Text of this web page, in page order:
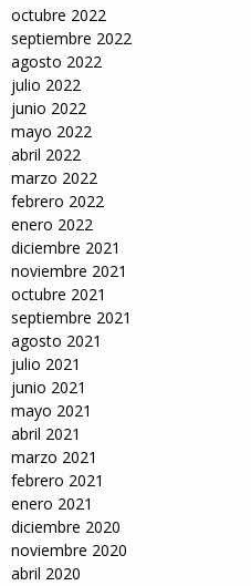
octubre 2022
septiembre 2022
agosto 2022
julio 2022
junio 2022
mayo 2022
abril 2022
marzo 2022
febrero 2022
enero 2022
diciembre 2021
noviembre 2021
octubre 2021
septiembre 2021
agosto 2021
julio 2021
junio 2021
mayo 2021
abril 2021
marzo 2021
febrero 2021
enero 2021
diciembre 2020
noviembre 2020
abril 2020